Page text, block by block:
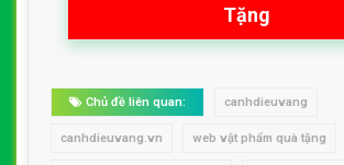
Tặng
Chủ đề liên quan: canhdieuvang
canhdieuvang.vn web vật phẩm quà tặng